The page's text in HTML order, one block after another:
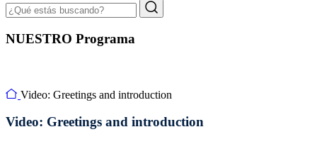
NUESTRO Programa
Video: Greetings and introduction
Video: Greetings and introduction